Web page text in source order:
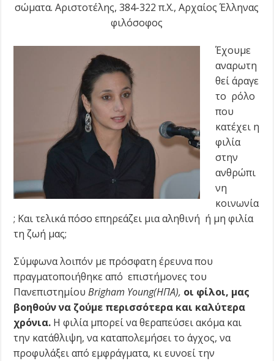
σώματα. Αριστοτέλης, 384-322 π.Χ., Αρχαίος Έλληνας
φιλόσοφος
Έχουμε
αναρωτη
θεί άραγε
το ρόλο
που
κατέχει η
φιλία
στην
ανθρώπι
νη
κοινωνία
; Και τελικά πόσο επηρεάζει μια αληθινή ή μη φιλία
τη ζωή μας;
Σύμφωνα λοιπόν με πρόσφατη έρευνα που
πραγματοποιήθηκε από επιστήμονες του
ΠανεπιστημίουBrigham Young(ΗΠΑ), οι φίλοι, μας
βοηθούν να ζούμε περισσότερα και καλύτερα
χρόνια. Η φιλία μπορεί να θεραπεύσει ακόμα και
την κατάθλιψη, να καταπολεμήσει το άγχος, να
προφυλάξει από εμφράγματα, κι ευνοεί την